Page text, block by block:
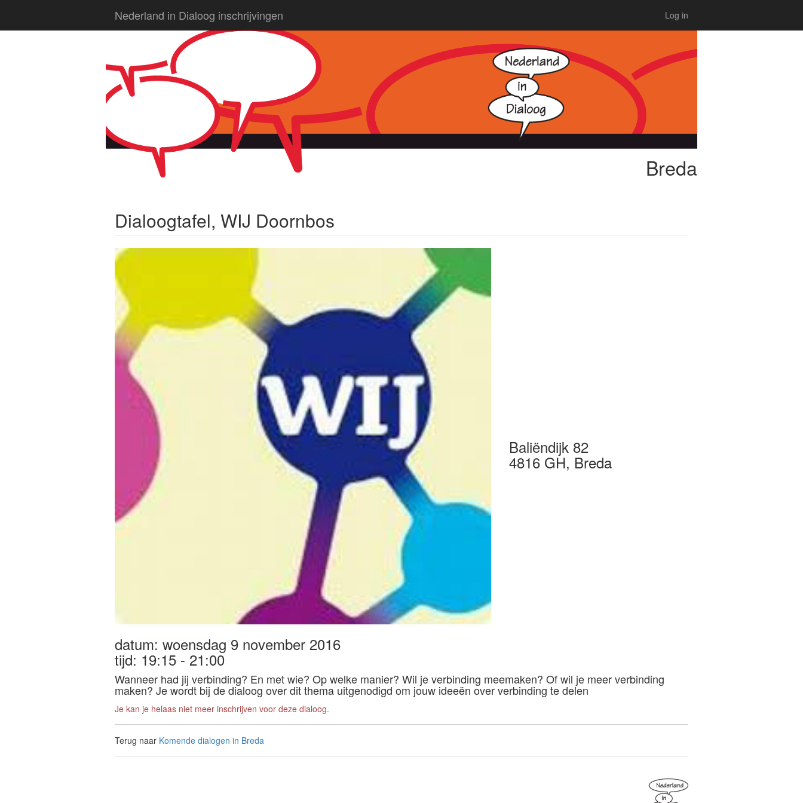
Nederland in Dialoog inschrijvingen Log in
Breda
Dialoogtafel, WIJ Doornbos
Baliëndijk 82
4816 GH, Breda
datum: woensdag 9 november 2016
tijd: 19:15 - 21:00
Wanneer had jij verbinding? En met wie? Op welke manier? Wil je verbinding meemaken? Of wil je meer verbinding
maken? Je wordt bij de dialoog over dit thema uitgenodigd om jouw ideeën over verbinding te delen
Je kan je helaas niet meer inschrijven voor deze dialoog.
Terug naar Komende dialogen in Breda